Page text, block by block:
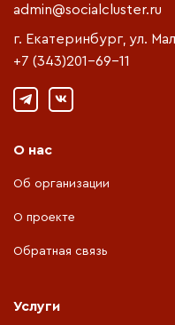
admin@socialcluster.ru
г. Екатеринбург, ул.
+7 (343)201-69-11
О нас
Об организации
О проекте
Обратная связь
Услуги